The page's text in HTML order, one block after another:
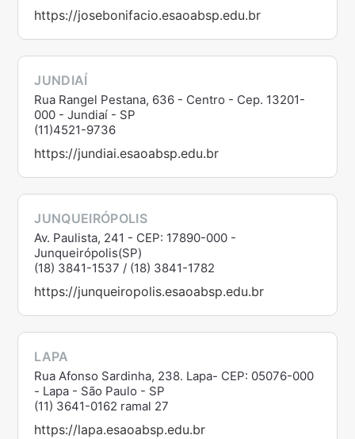
https://josebonifacio.esaoabsp.edu.br
JUNDIAÍ
Rua Rangel Pestana, 636 - Centro - Cep. 13201-
000 - Jundiaí - SP
(11)4521-9736
https://jundiai.esaoabsp.edu.br
JUNQUEIRÓPOLIS
Av. Paulista, 241 - CEP: 17890-000 -
Junqueirópolis(SP)
(18) 3841-1537 / (18) 3841-1782
https://junqueiropolis.esaoabsp.edu.br
LAPA
Rua Afonso Sardinha, 238. Lapa- CEP: 05076-000
- Lapa - São Paulo - SP
(11) 3641-0162 ramal 27
https://lapa.esaoabsp.edu.br